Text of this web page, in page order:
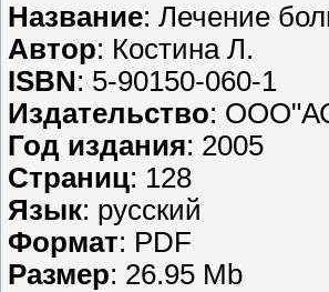
Название: Лечение
Автор: Костина Л.
ISBN: 5-90150-060-1
Издательство:
Год издания: 2005
Страниц: 128
Язык: русский
Формат: PDF
Размер: 26.95 Mb